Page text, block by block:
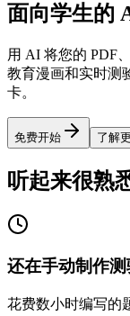
面向学生的
用 AI 将您的 PDF
教育漫画和实时测
卡。
免费开始 了解
听起来很熟
还在手动制作测
花费数小时编写的